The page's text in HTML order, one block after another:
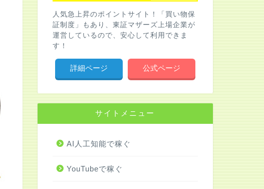
人気急上昇のポイントサイト！「買い物保
証制度」もあり、東証マザーズ上場企業が
運営しているので、安心して利用できま
す！
詳細ページ 公式ページ
サイトメニュー
AI人工知能で稼ぐ
YouTubeで稼ぐ